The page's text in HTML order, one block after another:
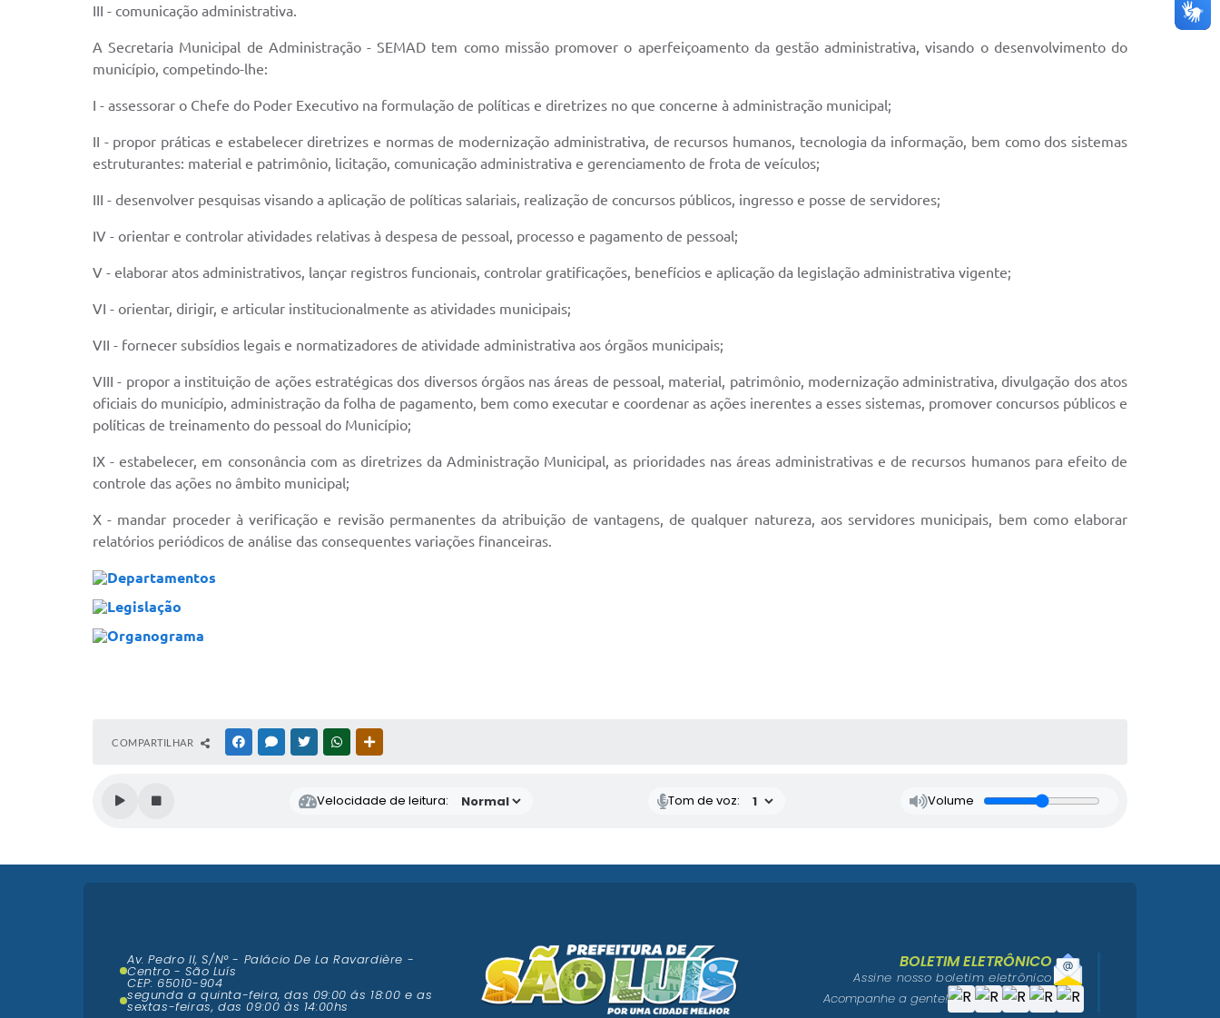
III - comunicação administrativa.
A Secretaria Municipal de Administração - SEMAD tem como missão promover o aperfeiçoamento da gestão administrativa, visando o desenvolvimento do
município, competindo-lhe:
I - assessorar o Chefe do Poder Executivo na formulação de políticas e diretrizes no que concerne à administração municipal;
II - propor práticas e estabelecer diretrizes e normas de modernização administrativa, de recursos humanos, tecnologia da informação, bem como dos sistemas
estruturantes: material e patrimônio, licitação, comunicação administrativa e gerenciamento de frota de veículos;
III - desenvolver pesquisas visando a aplicação de políticas salariais, realização de concursos públicos, ingresso e posse de servidores;
IV - orientar e controlar atividades relativas à despesa de pessoal, processo e pagamento de pessoal;
V - elaborar atos administrativos, lançar registros funcionais, controlar gratificações, benefícios e aplicação da legislação administrativa vigente;
VI - orientar, dirigir, e articular institucionalmente as atividades municipais;
VII - fornecer subsídios legais e normatizadores de atividade administrativa aos órgãos municipais;
VIII - propor a instituição de ações estratégicas dos diversos órgãos nas áreas de pessoal, material, patrimônio, modernização administrativa, divulgação dos atos
oficiais do município, administração da folha de pagamento, bem como executar e coordenar as ações inerentes a esses sistemas, promover concursos públicos e
políticas de treinamento do pessoal do Município;
IX - estabelecer, em consonância com as diretrizes da Administração Municipal, as prioridades nas áreas administrativas e de recursos humanos para efeito de
controle das ações no âmbito municipal;
X - mandar proceder à verificação e revisão permanentes da atribuição de vantagens, de qualquer natureza, aos servidores municipais, bem como elaborar
relatórios periódicos de análise das consequentes variações financeiras.
Departamentos
Legislação
Organograma
COMPARTILHAR FACEBOOKMESSENGER
TWITTERWHATSAPP
Velocidade de leitura: Tom de voz: Volume
Av. Pedro II, S/N° - Palácio De La Ravardière -
Centro - São Luís
CEP: 65010-904
segunda a quinta-feira, das 09:00 ás 18:00 e as
sextas-feiras, das 09:00 às 14:00hs
BOLETIM ELETRÔNICO
Assine nosso boletim eletrônico
Acompanhe a gente!